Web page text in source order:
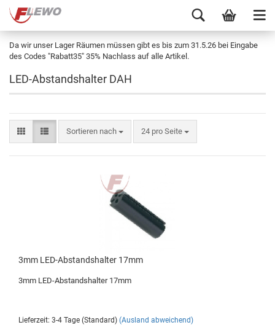
Da wir unser Lager Räumen müssen gibt es bis zum 31.5.26 bei Eingabe
des Codes "Rabatt35" 35% Nachlass auf alle Artikel.
LED-Abstandshalter DAH
Sortieren nach 24 pro Seite
3mm LED-Abstandshalter 17mm
3mm LED-Abstandshalter 17mm
Lieferzeit: 3-4 Tage (Standard) (Ausland abweichend)